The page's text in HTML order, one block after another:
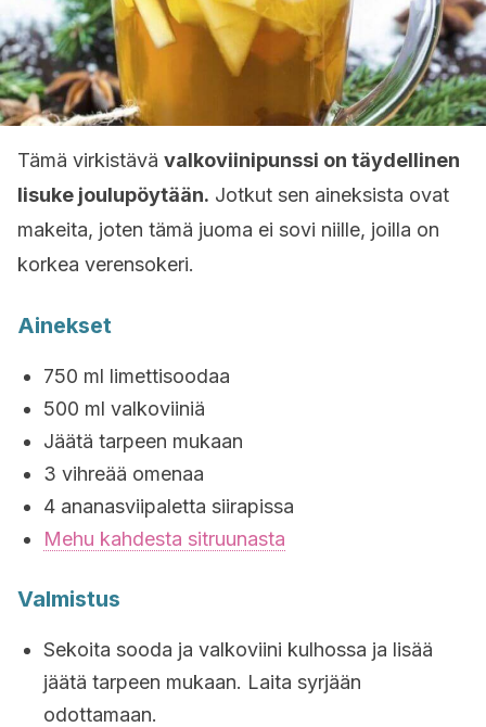
Tämä virkistävä valkoviinipunssi on täydellinen
lisuke joulupöytään. Jotkut sen aineksista ovat
makeita, joten tämä juoma ei sovi niille, joilla on
korkea verensokeri.
Ainekset
750 ml limettisoodaa
500 ml valkoviiniä
Jäätä tarpeen mukaan
3 vihreää omenaa
4 ananasviipaletta siirapissa
Mehu kahdesta sitruunasta
Valmistus
Sekoita sooda ja valkoviini kulhossa ja lisää
jäätä tarpeen mukaan. Laita syrjään
odottamaan.